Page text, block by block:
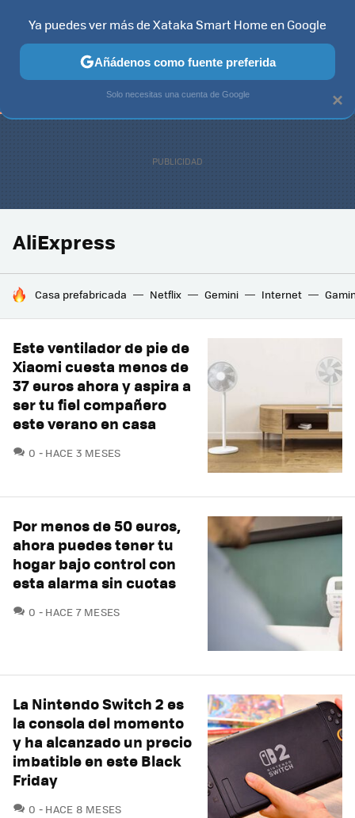
TELEVISORES CONTENIDOS SMART TV SELECCIÓN
AliExpress
HOY SE HABLA DE
Casa prefabricada Netflix Gemini Internet
Este ventilador de pie de
Xiaomi cuesta menos de
37 euros ahora y aspira a
ser tu fiel compañero
este verano en casa
0 COMENTARIOS
HACE 3 MESES
Por menos de 50 euros,
ahora puedes tener tu
hogar bajo control con
esta alarma sin cuotas
0 COMENTARIOS
HACE 7 MESES
La Nintendo Switch 2 es
la consola del momento
y ha alcanzado un precio
imbatible en este Black
Friday
0 COMENTARIOS
HACE 8 MESES
×
Ya puedes ver más de Xataka Smart Home en Google
Añádenos como fuente preferida
Solo necesitas una cuenta de Google